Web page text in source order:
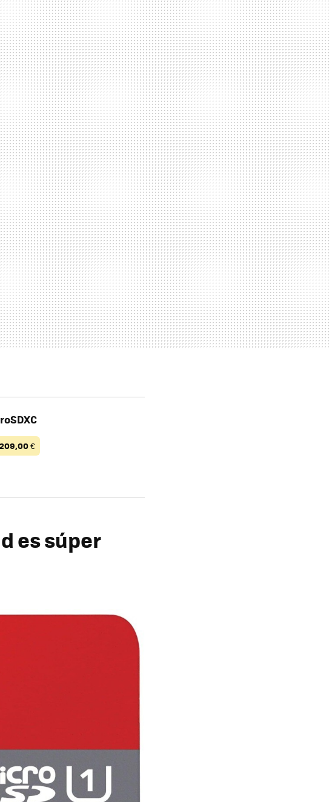
209,00€
es súper